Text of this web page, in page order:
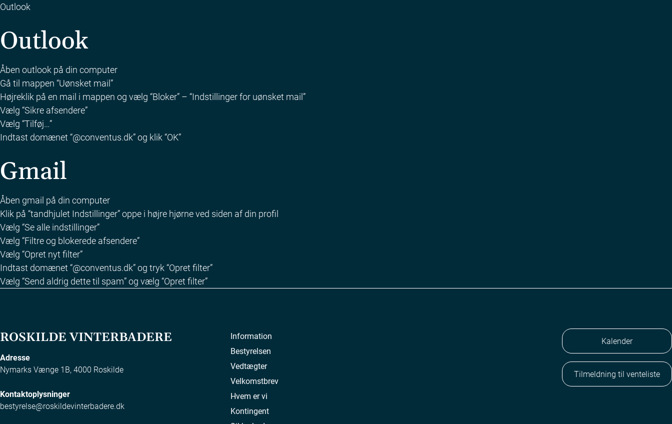
Outlook
Outlook
Åben outlook på din computer
Gå til mappen “Uønsket mail”
Højreklik på en mail i mappen og vælg “Bloker” – “Indstillinger for uønsket mail”
Vælg “Sikre afsendere”
Vælg “Tilføj…”
Indtast domænet “@conventus.dk” og klik “OK”
Gmail
Åben gmail på din computer
Klik på “tandhjulet Indstillinger” oppe i højre hjørne ved siden af din profil
Vælg “Se alle indstillinger”
Vælg “Filtre og blokerede afsendere”
Vælg “Opret nyt filter”
Indtast domænet “@conventus.dk” og tryk “Opret filter”
Vælg “Send aldrig dette til spam” og vælg “Opret filter”
ROSKILDE VINTERBADERE
Adresse
Nymarks Vænge 1B, 4000 Roskilde
Kontaktoplysninger
bestyrelse@roskildevinterbadere.dk
Information
Bestyrelsen
Vedtægter
Velkomstbrev
Hvem er vi
Kontingent
Kalender
Tilmeldning til venteliste